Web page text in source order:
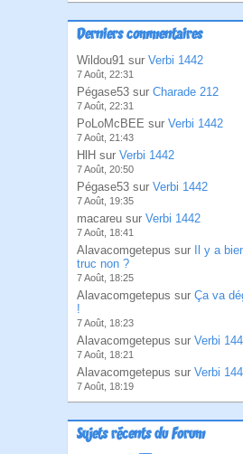
Derniers commentaires
Wildou91 sur Verbi 1442
7 Août, 22:31
Pégase53 sur Charade 212
7 Août, 22:31
PoLoMcBEE sur Verbi 1442
7 Août, 21:43
HlH sur Verbi 1442
7 Août, 20:50
Pégase53 sur Verbi 1442
7 Août, 19:35
macareu sur Verbi 1442
7 Août, 18:41
Alavacomgetepus sur
Il y a
truc non ?
7 Août, 18:25
Alavacomgetepus sur Ça va
!
7 Août, 18:23
Alavacomgetepus sur Verbi
7 Août, 18:21
Alavacomgetepus sur Verbi
7 Août, 18:19
Sujets récents du Forum